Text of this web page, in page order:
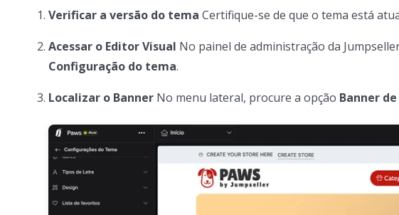
Verificar a versão do tema Certifique-se de que o tema está
Acessar o Editor Visual No painel de administração da
Configuração do tema.
Localizar o Banner No menu lateral, procure a opção Banner